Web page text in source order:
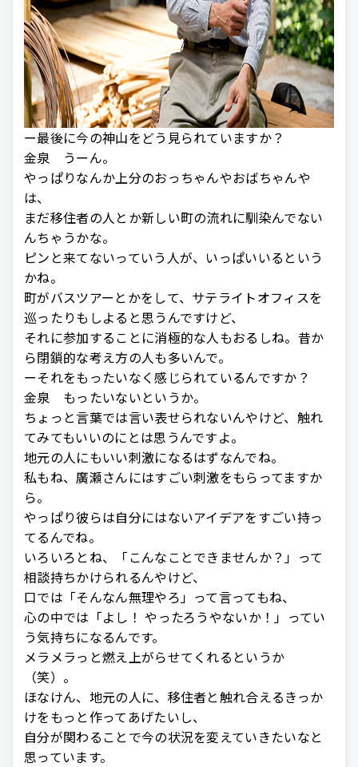
ー最後に今の神山をどう見られていますか？
金泉 うーん。
やっぱりなんか上分のおっちゃんやおばちゃんや
は、
まだ移住者の人とか新しい町の流れに馴染んでない
んちゃうかな。
ピンと来てないっていう人が、いっぱいいるという
かね。
町がバスツアーとかをして、サテライトオフィスを
巡ったりもしよると思うんですけど、
それに参加することに消極的な人もおるしね。昔か
ら閉鎖的な考え方の人も多いんで。
ーそれをもったいなく感じられているんですか？
金泉 もったいないというか。
ちょっと言葉では言い表せられないんやけど、触れ
てみてもいいのにとは思うんですよ。
地元の人にもいい刺激になるはずなんでね。
私もね、廣瀬さんにはすごい刺激をもらってますか
ら。
やっぱり彼らは自分にはないアイデアをすごい持っ
てるんでね。
いろいろとね、「こんなことできませんか？」って
相談持ちかけられるんやけど、
口では「そんなん無理やろ」って言ってもね、
心の中では「よし！ やったろうやないか！」ってい
う気持ちになるんです。
メラメラっと燃え上がらせてくれるというか
（笑）。
ほなけん、地元の人に、移住者と触れ合えるきっか
けをもっと作ってあげたいし、
自分が関わることで今の状況を変えていきたいなと
思っています。